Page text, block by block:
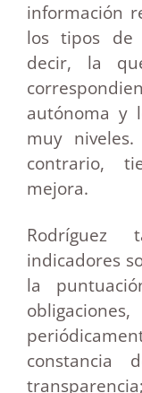
información
los tipos de
decir, la
autónoma y
muy
contrario,
mejora.
Rodríguez
indicadores
la